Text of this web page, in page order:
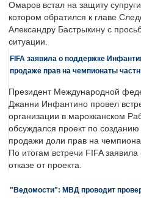
Омаров встал на защиту
котором обратился к главе
Александру Бастрыкину с
ситуации.
FIFA заявила о поддержке
продаже прав на чемпионаты
Президент Международной
Джанни Инфантино провел
организации в марокканском
обсуждался проект по
продажи доли прав на
По итогам встречи FIFA
отказе от проекта.
"Ведомости": МВД проводит